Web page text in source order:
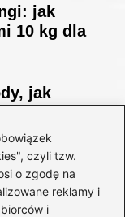
czyli tzw.
o zgodę na
reklamy i
i
jak
10 kg dla
jak
90 dni
dobrać